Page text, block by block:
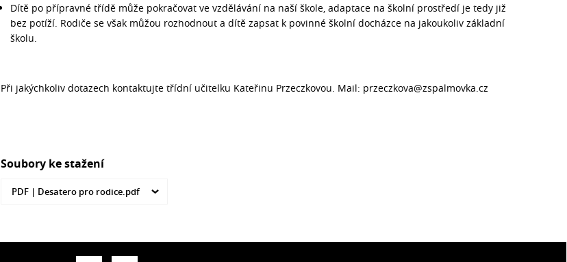
Dítě po přípravné třídě může pokračovat ve vzdělávání na naší škole, adaptace na školní prostředí je tedy již
bez potíží. Rodiče se však můžou rozhodnout a dítě zapsat k povinné školní docházce na jakoukoliv základní
školu.
Při jakýchkoliv dotazech kontaktujte třídní učitelku Kateřinu Przeczkovou. Mail: przeczkova@zspalmovka.cz
Soubory ke stažení
PDF | Desatero pro rodice.pdf